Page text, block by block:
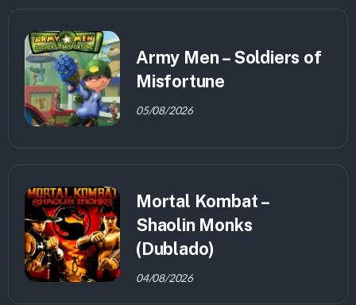
Army Men – Soldiers of
Misfortune
05/08/2026
Mortal Kombat –
Shaolin Monks
(Dublado)
04/08/2026